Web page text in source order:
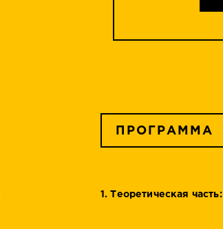
ПРОГРАММА
1. Теоретическая часть: